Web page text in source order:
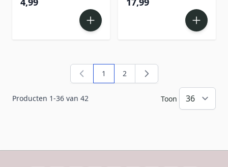
Producten 1-36 van 42
U lees momenteel pagina
1 Pagina
2
Toon